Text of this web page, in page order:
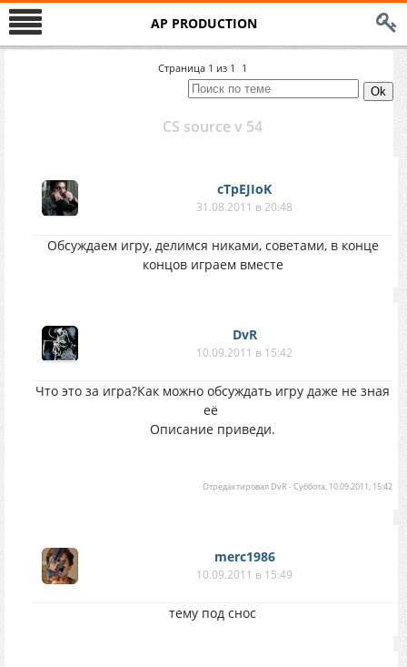
AP PRODUCTION
Страница 1 из 1 1
CS source v 54
cTpEJIoK
31.08.2011 в 20:48
Обсуждаем игру, делимся никами, советами, в конце
концов играем вместе
DvR
10.09.2011 в 15:42
Что это за игра?Как можно обсуждать игру даже не зная
её
Описание приведи.
Отредактировал DvR -Суббота, 10.09.2011, 15:42
merc1986
10.09.2011 в 15:49
тему под снос